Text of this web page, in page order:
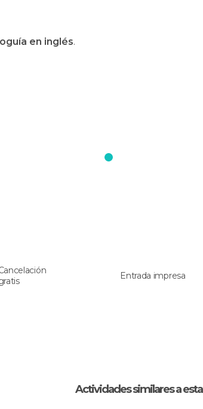
en inglés.
Entrada impresa
Actividades similares a esta